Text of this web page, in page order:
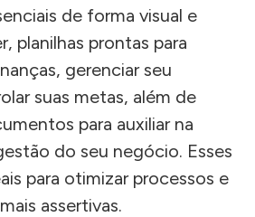
de forma visual e
planilhas prontas para
gerenciar seu
suas metas, além de
para auxiliar na
do seu negócio. Esses
para otimizar processos e
assertivas.